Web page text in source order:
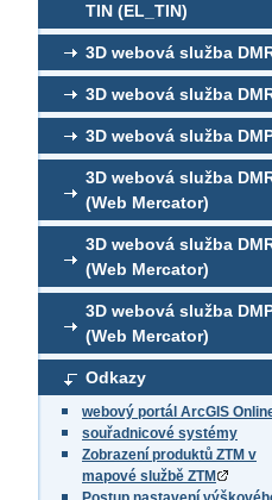
TIN (EL_TIN)
3D webová služba
3D webová služba
3D webová služba
3D webová služba
(Web Mercator)
3D webová služba
(Web Mercator)
3D webová služba
(Web Mercator)
Odkazy
webový portál ArcGIS
souřadnicové systémy
Zobrazení produktů ZTM v
mapové službě ZTM